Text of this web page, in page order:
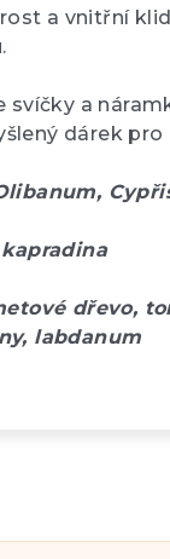
a vnitřní
a
dárek pro
dřevo,
labdanum